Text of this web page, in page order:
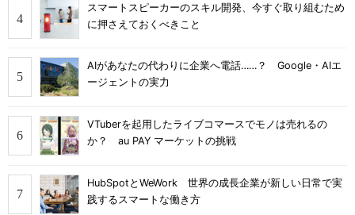
スマートスピーカーのスキル開発、今すぐ取り組むため
に押さえておくべきこと
AIがあなたの代わりに企業へ電話……？ Google・AIエ
ージェントの実力
VTuberを起用したライブコマースでモノは売れるの
か？ au PAY マーケットの挑戦
HubSpotとWeWork 世界の成長企業が新しい日常で実
践するスマートな働き方